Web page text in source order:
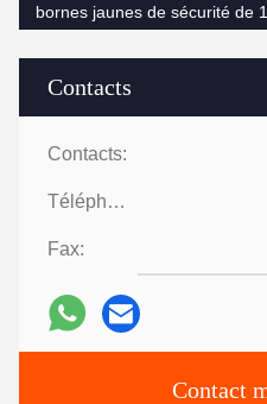
Contacts
Contacts:
Téléphone:
Fax:
Contact
bornes jaunes de sécurité de